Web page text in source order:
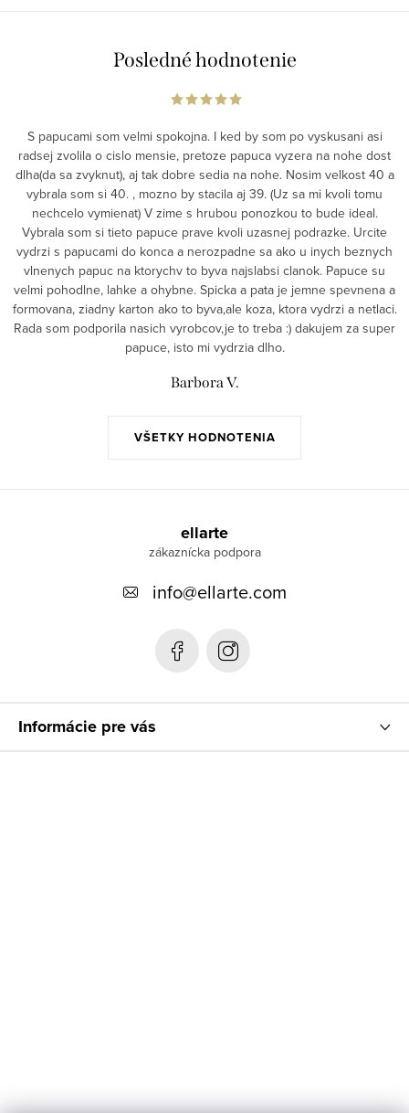
Posledné hodnotenie
VŠETKY HODNOTENIA
S papucami som velmi spokojna. I ked by som po vyskusani asi
radsej zvolila o cislo mensie, pretoze papuca vyzera na nohe dost
dlha(da sa zvyknut), aj tak dobre sedia na nohe. Nosim velkost 40 a
vybrala som si 40. , mozno by stacila aj 39. (Uz sa mi kvoli tomu
nechcelo vymienat) V zime s hrubou ponozkou to bude ideal.
Vybrala som si tieto papuce prave kvoli uzasnej podrazke. Urcite
vydrzi s papucami do konca a nerozpadne sa ako u inych beznych
vlnenych papuc na ktorychv to byva najslabsi clanok. Papuce su
velmi pohodlne, lahke a ohybne. Spicka a pata je jemne spevnena a
formovana, ziadny karton ako to byva,ale koza, ktora vydrzi a netlaci.
Rada som podporila nasich vyrobcov,je to treba :) dakujem za super
papuce, isto mi vydrzia dlho.
Barbora V.
ellarte
info@ellarte.com
Informácie pre vás